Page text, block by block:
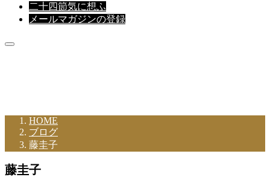
二十四節気に想ふ
メールマガジンの登録
HOME
ブログ
藤圭子
藤圭子